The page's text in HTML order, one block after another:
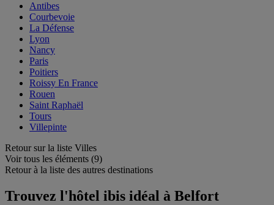
Antibes
Courbevoie
La Défense
Lyon
Nancy
Paris
Poitiers
Roissy En France
Rouen
Saint Raphaël
Tours
Villepinte
Retour sur la liste Villes
Voir tous les éléments (9)
Retour à la liste des autres destinations
Trouvez l'hôtel ibis idéal à Belfort